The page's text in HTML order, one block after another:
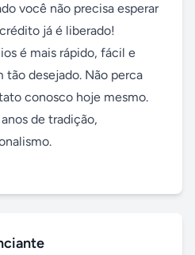
você não precisa esperar
já é liberado!
é mais rápido, fácil e
tão desejado. Não perca
conosco hoje mesmo.
de tradição,